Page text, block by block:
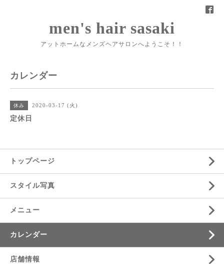
men's hair sasaki
アットホームなメンズヘアサロンへようこそ！！
カレンダー
休み 2020-03-17 (火)
定休日
トップページ
スタイル写真
メニュー
カレンダー
店舗情報